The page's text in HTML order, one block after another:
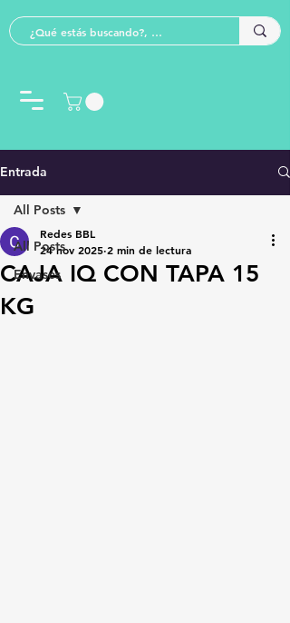
Entrada
All Posts
Envases
All Posts
CAJA IQ CON TAPA 15
KG
Redes BBL
24 nov 2025 2 min de lectura